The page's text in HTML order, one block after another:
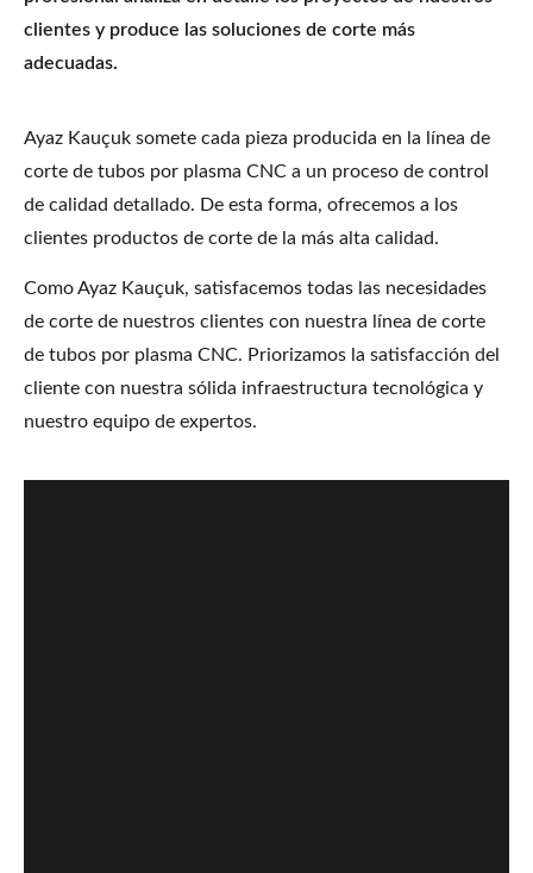
clientes y produce las soluciones de corte más
adecuadas.
Ayaz Kauçuk somete cada pieza producida en la línea de
corte de tubos por plasma CNC a un proceso de control
de calidad detallado. De esta forma, ofrecemos a los
clientes productos de corte de la más alta calidad.
Como Ayaz Kauçuk, satisfacemos todas las necesidades
de corte de nuestros clientes con nuestra línea de corte
de tubos por plasma CNC. Priorizamos la satisfacción del
cliente con nuestra sólida infraestructura tecnológica y
nuestro equipo de expertos.